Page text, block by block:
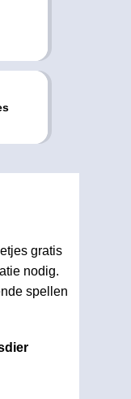
gratis
nodig.
spellen